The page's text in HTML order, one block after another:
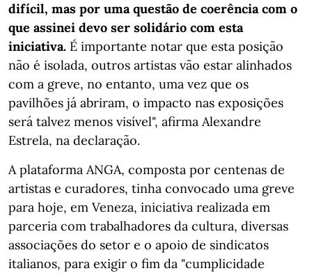
difícil, mas por uma questão de coerência com o
que assinei devo ser solidário com esta
iniciativa. É importante notar que esta posição
não é isolada, outros artistas vão estar alinhados
com a greve, no entanto, uma vez que os
pavilhões já abriram, o impacto nas exposições
será talvez menos visível", afirma Alexandre
Estrela, na declaração.
A plataforma ANGA, composta por centenas de
artistas e curadores, tinha convocado uma greve
para hoje, em Veneza, iniciativa realizada em
parceria com trabalhadores da cultura, diversas
associações do setor e o apoio de sindicatos
italianos, para exigir o fim da "cumplicidade